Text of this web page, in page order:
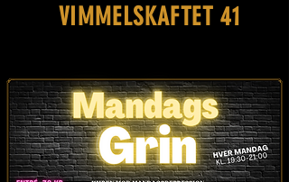
VIMMELSKAFTET 41